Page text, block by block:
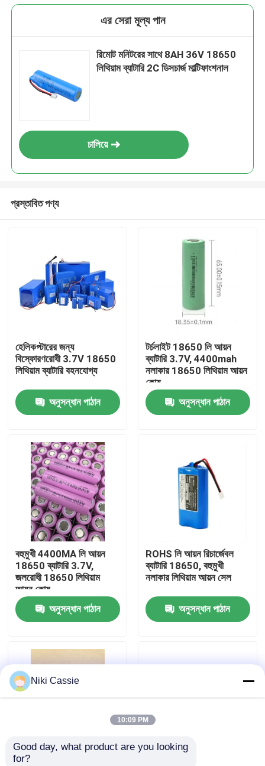
পণ্য
ভিডিও
আমাদের সম্পর্কে
কারখানা ভ্রমণ
মান নিয়ন্ত্রণ
যোগাযোগ করুন
খবর
সোলার পোর্টেবল পাওয়ার স্টেশন
এর সেরা মূল্য পান
রিমোট মনিটরের সাথে 8AH 36V 18650
লিথিয়াম ব্যাটারি 2C ডিসচার্জ মাল্টিফাংশনাল
চালিয়ে
প্রস্তাবিত পণ্য
হেলিকপ্টারের জন্য
বিস্ফোরণরোধী 3.7V 18650
লিথিয়াম ব্যাটারি বহনযোগ্য
অনুসন্ধান পাঠান
টর্চলাইট 18650 লি আয়ন
ব্যাটারি 3.7V, 4400mah
নলাকার 18650 লিথিয়াম আয়ন
কোষ
অনুসন্ধান পাঠান
বহুমুখী 4400MA লি আয়ন
18650 ব্যাটারি 3.7V,
জলরোধী 18650 লিথিয়াম
আয়ন কোষ
অনুসন্ধান পাঠান
ROHS লি আয়ন রিচার্জেবল
ব্যাটারি 18650, বহুমুখী
নলাকার লিথিয়াম আয়ন সেল
অনুসন্ধান পাঠান
টেকসই 3.7V 18650
Niki Cassie
10:09 PM
Good day, what product are you looking
for?